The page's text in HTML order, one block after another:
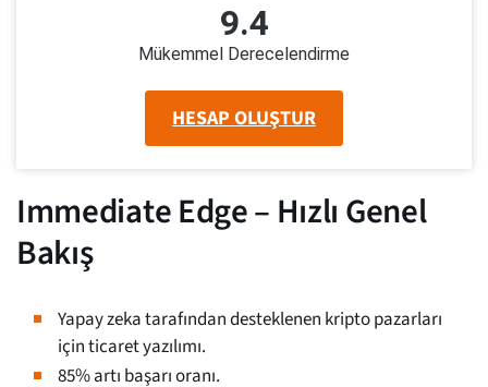
9.4
Mükemmel Derecelendirme
HESAP OLUŞTUR
Immediate Edge – Hızlı Genel
Bakış
Yapay zeka tarafından desteklenen kripto pazarları
için ticaret yazılımı.
85% artı başarı oranı.